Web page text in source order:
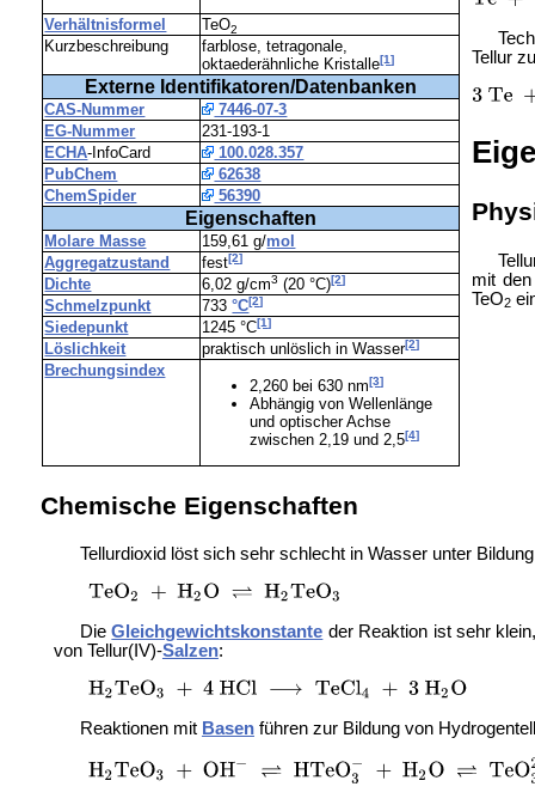
Verhältnisformel TeO2
Kurzbeschreibung
farblose, tetragonale,
oktaederähnliche Kristalle[1]
Externe Identifikatoren/Datenbanken
CAS-Nummer
7446-07-3
EG-Nummer
231-193-1
ECHA-InfoCard
100.028.357
PubChem
62638
ChemSpider
56390
Eigenschaften
Molare Masse 159,61 g/mol
Aggregatzustand
fest[2]
Dichte 6,02 g/cm3 (20 °C)[2]
Schmelzpunkt 733°C[2]
Siedepunkt 1245 °C[1]
Löslichkeit praktisch unlöslich in Wasser[2]
Brechungsindex
2,260 bei 630 nm[3]
Abhängig von Wellenlänge
und optischer Achse
zwischen 2,19 und 2,5[4]
Tellur
mit
TeO2
Chemische Eigenschaften
Tellurdioxid löst sich sehr schlecht in Wasser unter
DieGleichgewichtskonstante der Reaktion ist sehr
von Tellur(IV)-Salzen:
Reaktionen mit Basenführen zur Bildung von